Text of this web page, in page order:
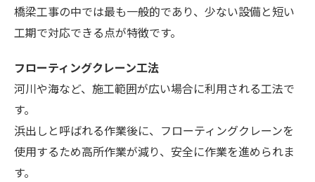
橋梁工事の中では最も一般的であり、少ない設備と短い
工期で対応できる点が特徴です。
フローティングクレーン工法
河川や海など、施工範囲が広い場合に利用される工法で
す。
浜出しと呼ばれる作業後に、フローティングクレーンを
使用するため高所作業が減り、安全に作業を進められま
す。